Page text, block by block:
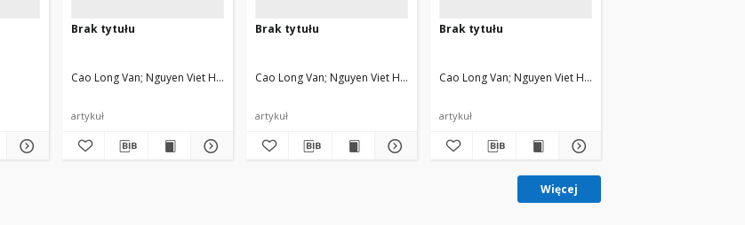
Hoai Son Doan
Brak tytułu
Cao Long Van Nguyen Viet Hung, Trippenbach Marek, Dinh Xuan Kho
artykuł
Brak tytułu
Cao Long Van Nguyen Viet Hung, Trippenbach Marek, Dinh Xuan Kho
artykuł
Brak tytułu
Cao Long Van Nguyen Viet Hung, Trippenbach Marek, Dinh
artykuł
Więcej